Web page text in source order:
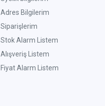
Adres Bilgilerim
Siparişlerim
Stok Alarm Listem
Alışveriş Listem
Fiyat Alarm Listem